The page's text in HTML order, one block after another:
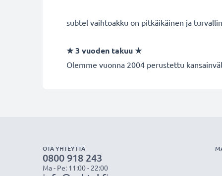
subtel vaihtoakku on pitkäikäinen ja
★3 vuoden takuu★
Olemme vuonna 2004 perustettu
OTA YHTEYTTÄ
0800 918 243
Ma - Pe: 11:00 - 22:00